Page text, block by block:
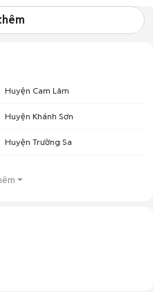
Huyện Cam Lâm
Huyện Khánh Sơn
Huyện Trường Sa